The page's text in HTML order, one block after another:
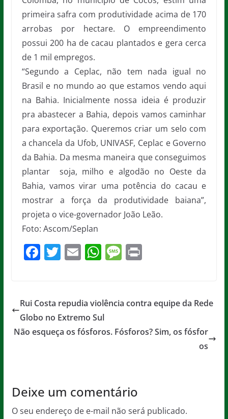
primeira safra com produtividade acima de 170
arrobas por hectare. O empreendimento
possui 200 ha de cacau plantados e gera cerca
de 1 mil empregos.
“Segundo a Ceplac, não tem nada igual no
Brasil e no mundo ao que estamos vendo aqui
na Bahia. Inicialmente nossa ideia é produzir
pra abastecer a Bahia, depois vamos caminhar
para exportação. Queremos criar um selo com
a chancela da Ufob, UNIVASF, Ceplac e Governo
da Bahia. Da mesma maneira que conseguimos
plantar soja, milho e algodão no Oeste da
Bahia, vamos virar uma potência do cacau e
mostrar a força da produtividade baiana”,
projeta o vice-governador João Leão.
Foto: Ascom/Seplan
F
e
b
o
T
er
E
l
W
s
A
p
M
a
e
Pr
Rui Costa repudia violência contra equipe da Rede
Globo no Extremo Sul
Não esqueça os fósforos. Fósforos? Sim, os fósfor
os
Deixe um comentário
O seu endereço de e-mail não será publicado.